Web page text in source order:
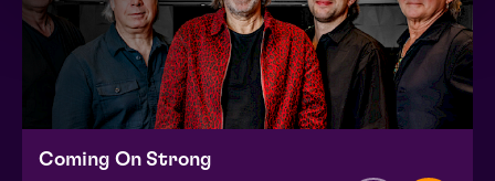
Coming On Strong